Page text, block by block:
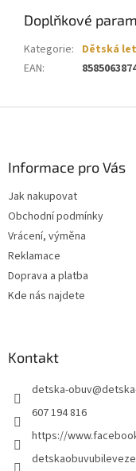
Doplňkové
Kategorie: Dětská
EAN:
Informace pro Vás
Jak nakupovat
Obchodní podmínky
Vrácení, výměna
Reklamace
Doprava a platba
Kde nás najdete
Kontakt
detska-obuv@
607 194 816
https://
detskaobuvubileveze